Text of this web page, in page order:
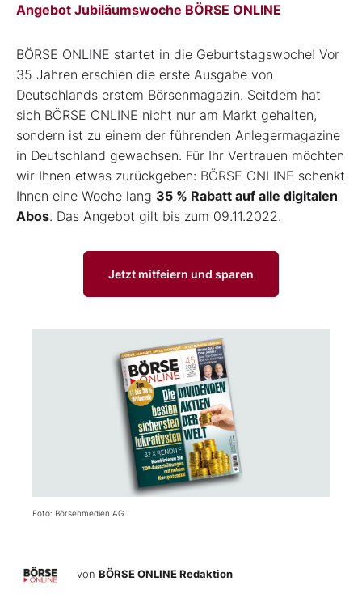
Angebot Jubiläumswoche BÖRSE ONLINE
BÖRSE ONLINE startet in die Geburtstagswoche! Vor
35 Jahren erschien die erste Ausgabe von
Deutschlands erstem Börsenmagazin. Seitdem hat
sich BÖRSE ONLINE nicht nur am Markt gehalten,
sondern ist zu einem der führenden Anlegermagazine
in Deutschland gewachsen. Für Ihr Vertrauen möchten
wir Ihnen etwas zurückgeben: BÖRSE ONLINE schenkt
Ihnen eine Woche lang 35 % Rabatt auf alle digitalen
Abos. Das Angebot gilt bis zum 09.11.2022.
Jetzt mitfeiern und sparen
Foto: Börsenmedien AG
von BÖRSE ONLINE Redaktion